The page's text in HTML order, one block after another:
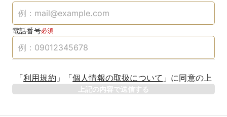
電話番号必須
「利用規約 」 「個人情報の取扱について 」 に同意の上
上記の内容で送信する